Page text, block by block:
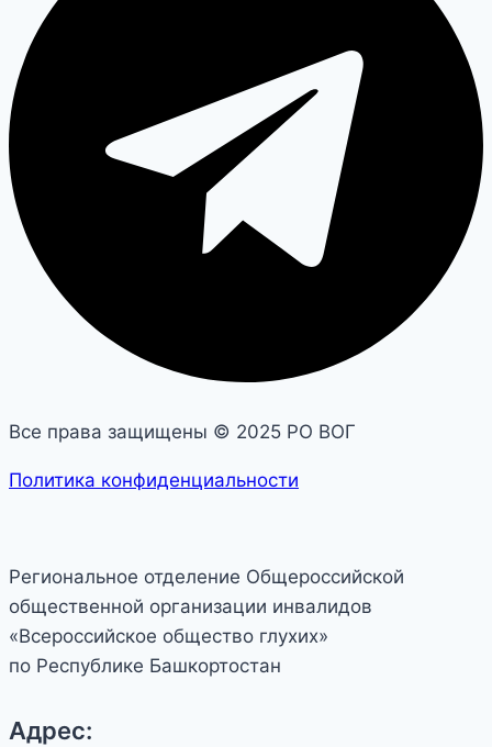
Все права защищены © 2025 РО ВОГ
Политика конфиденциальности
Региональное отделение Общероссийской
общественной организации инвалидов
«Всероссийское общество глухих»
по Республике Башкортостан
Адрес: